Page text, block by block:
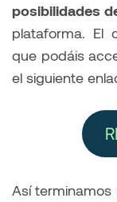
posibilidades
plataforma. El
que podáis
el siguiente
Así